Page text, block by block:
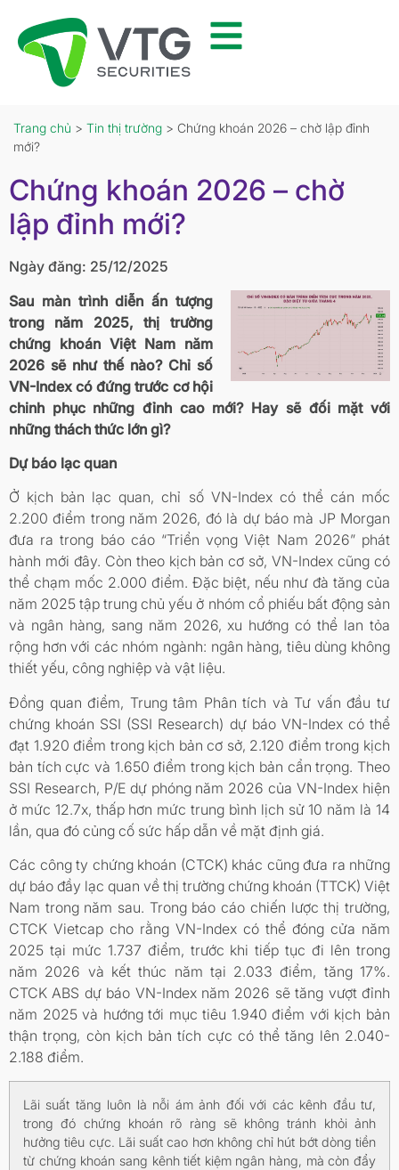
Trang chủ > Tin thị trường > Chứng khoán 2026 – chờ lập đỉnh
mới?
Chứng khoán 2026 – chờ
lập đỉnh mới?
Ngày đăng: 25/12/2025
Sau màn trình diễn ấn tượng
trong năm 2025, thị trường
chứng khoán Việt Nam năm
2026 sẽ như thế nào? Chỉ số
VN-Index có đứng trước cơ hội
chinh phục những đỉnh cao mới? Hay sẽ đối mặt với
những thách thức lớn gì?
Dự báo lạc quan
Ở kịch bản lạc quan, chỉ số VN-Index có thể cán mốc
2.200 điểm trong năm 2026, đó là dự báo mà JP Morgan
đưa ra trong báo cáo “Triển vọng Việt Nam 2026” phát
hành mới đây. Còn theo kịch bản cơ sở, VN-Index cũng có
thể chạm mốc 2.000 điểm. Đặc biệt, nếu như đà tăng của
năm 2025 tập trung chủ yếu ở nhóm cổ phiếu bất động sản
và ngân hàng, sang năm 2026, xu hướng có thể lan tỏa
rộng hơn với các nhóm ngành: ngân hàng, tiêu dùng không
thiết yếu, công nghiệp và vật liệu.
Đồng quan điểm, Trung tâm Phân tích và Tư vấn đầu tư
chứng khoán SSI (SSI Research) dự báo VN-Index có thể
đạt 1.920 điểm trong kịch bản cơ sở, 2.120 điểm trong kịch
bản tích cực và 1.650 điểm trong kịch bản cẩn trọng. Theo
SSI Research, P/E dự phóng năm 2026 của VN-Index hiện
ở mức 12.7x, thấp hơn mức trung bình lịch sử 10 năm là 14
lần, qua đó củng cố sức hấp dẫn về mặt định giá.
Các công ty chứng khoán (CTCK) khác cũng đưa ra những
dự báo đầy lạc quan về thị trường chứng khoán (TTCK) Việt
Nam trong năm sau. Trong báo cáo chiến lược thị trường,
CTCK Vietcap cho rằng VN-Index có thể đóng cửa năm
2025 tại mức 1.737 điểm, trước khi tiếp tục đi lên trong
năm 2026 và kết thúc năm tại 2.033 điểm, tăng 17%.
CTCK ABS dự báo VN-Index năm 2026 sẽ tăng vượt đỉnh
năm 2025 và hướng tới mục tiêu 1.940 điểm với kịch bản
thận trọng, còn kịch bản tích cực có thể tăng lên 2.040-
2.188 điểm.
Lãi suất tăng luôn là nỗi ám ảnh đối với các kênh đầu tư,
trong đó chứng khoán rõ ràng sẽ không tránh khỏi ảnh
hưởng tiêu cực. Lãi suất cao hơn không chỉ hút bớt dòng tiền
từ chứng khoán sang kênh tiết kiệm ngân hàng, mà còn đẩy